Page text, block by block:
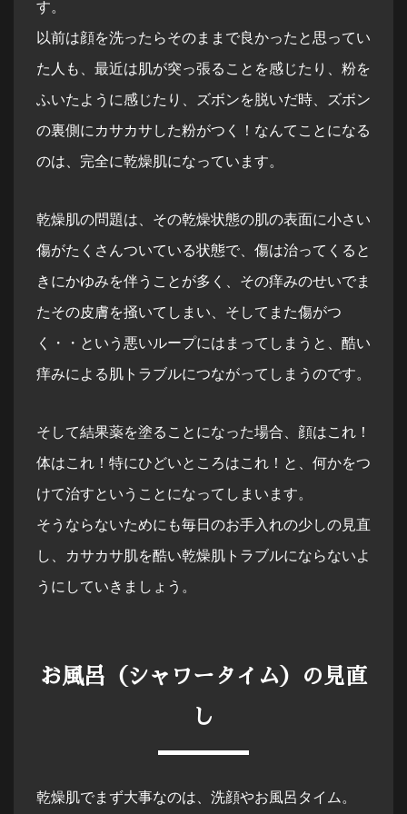
す。
以前は顔を洗ったらそのままで良かったと思ってい
た人も、最近は肌が突っ張ることを感じたり、粉を
ふいたように感じたり、ズボンを脱いだ時、ズボン
の裏側にカサカサした粉がつく！なんてことになる
のは、完全に乾燥肌になっています。
乾燥肌の問題は、その乾燥状態の肌の表面に小さい
傷がたくさんついている状態で、傷は治ってくると
きにかゆみを伴うことが多く、その痒みのせいでま
たその皮膚を掻いてしまい、そしてまた傷がつ
く・・という悪いループにはまってしまうと、酷い
痒みによる肌トラブルにつながってしまうのです。
そして結果薬を塗ることになった場合、顔はこれ！
体はこれ！特にひどいところはこれ！と、何かをつ
けて治すということになってしまいます。
そうならないためにも毎日のお手入れの少しの見直
し、カサカサ肌を酷い乾燥肌トラブルにならないよ
うにしていきましょう。
お風呂（シャワータイム）の見直
し
乾燥肌でまず大事なのは、洗顔やお風呂タイム。